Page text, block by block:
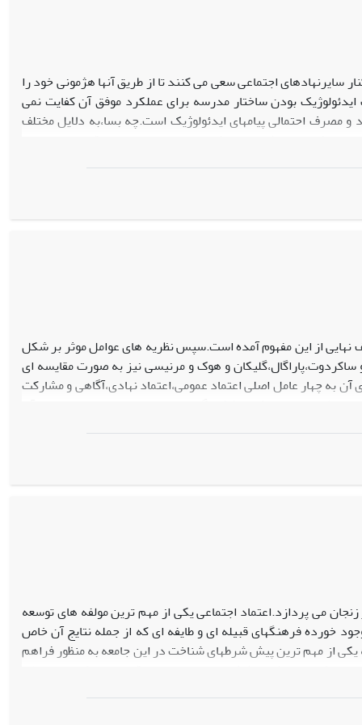
سایرنهادهای اجتماعی سعی می کنند تا از طریق آنها هژمونی خود را
بودن ساختار مدرسه برای عملکرد موفق آن کفایت نمی
مصرف احتمالی پیامهای ایدئولوژیک است.چه بسا،به دلایل مختلف
نشان داده شده است که مدرسه ها در صورتی قادر به بازتولید
را شکل دهد.
نهایی از این مفهوم آمده است.سپس نظریه های عوامل موثر بر شکل
ساکردوت،پاراگال،گلیکان و هوک و مرنیسی نیز به صورت مقایسه ای
به چهار عامل اصلی اعتماد عمومی،اعتماد نهادی،آگاهی و مشارکت
نظری عوامل موثر بر شکل گیری سرمایه اجتماعی و چهار عامل آن
می پردازد.اعتماد اجتماعی یکی از مهم ترین مولفه های توسعه
خورده فرهنگهای قبیله ای و طایفه ای که از جمله نتایج آن خاص
یکی از مهم ترین پیش شرطهای شناخت در این جامعه به منظور فراهم
یافته است که با شش بعد صراحت،صداقت،سهیم کردن،تمایلات
مستقل در این تحقیق عبارتند از سنت گرایی،پایگاه اجتماعی و
از متغیرها هم تحت عنوان متغیرهای پیشینه ای در این تحقیق